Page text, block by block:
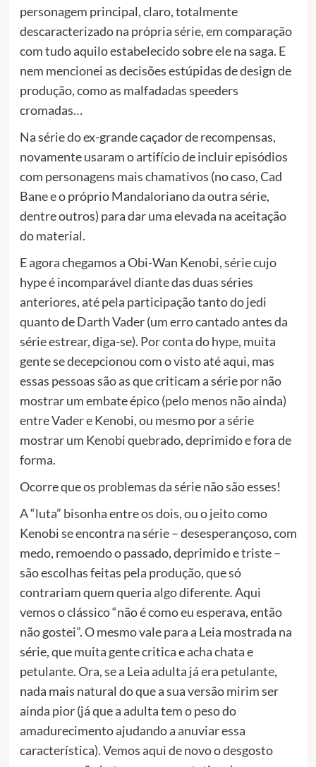
personagem principal, claro, totalmente
descaracterizado na própria série, em comparação
com tudo aquilo estabelecido sobre ele na saga. E
nem mencionei as decisões estúpidas de design de
produção, como as malfadadas speeders
cromadas…
Na série do ex-grande caçador de recompensas,
novamente usaram o artifício de incluir episódios
com personagens mais chamativos (no caso, Cad
Bane e o próprio Mandaloriano da outra série,
dentre outros) para dar uma elevada na aceitação
do material.
E agora chegamos a Obi-Wan Kenobi, série cujo
hype é incomparável diante das duas séries
anteriores, até pela participação tanto do jedi
quanto de Darth Vader (um erro cantado antes da
série estrear, diga-se). Por conta do hype, muita
gente se decepcionou com o visto até aqui, mas
essas pessoas são as que criticam a série por não
mostrar um embate épico (pelo menos não ainda)
entre Vader e Kenobi, ou mesmo por a série
mostrar um Kenobi quebrado, deprimido e fora de
forma.
Ocorre que os problemas da série não são esses!
A “luta” bisonha entre os dois, ou o jeito como
Kenobi se encontra na série – desesperançoso, com
medo, remoendo o passado, deprimido e triste –
são escolhas feitas pela produção, que só
contrariam quem queria algo diferente. Aqui
vemos o clássico “não é como eu esperava, então
não gostei”. O mesmo vale para a Leia mostrada na
série, que muita gente critica e acha chata e
petulante. Ora, se a Leia adulta já era petulante,
nada mais natural do que a sua versão mirim ser
ainda pior (já que a adulta tem o peso do
amadurecimento ajudando a anuviar essa
característica). Vemos aqui de novo o desgosto